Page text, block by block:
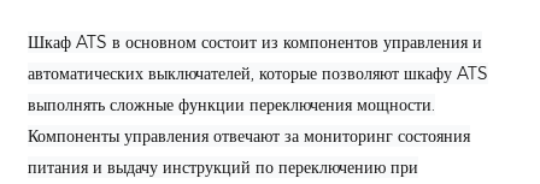
Шкаф ATS в основном состоит из компонентов управления и
автоматических выключателей, которые позволяют шкафу ATS
выполнять сложные функции переключения мощности.
Компоненты управления отвечают за мониторинг состояния
питания и выдачу инструкций по переключению при